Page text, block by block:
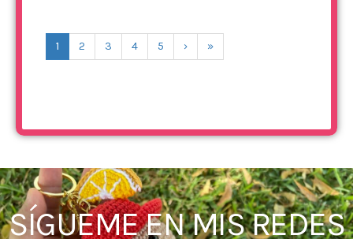
1 2 3 4 5 › »
SÍGUEME EN MIS REDES